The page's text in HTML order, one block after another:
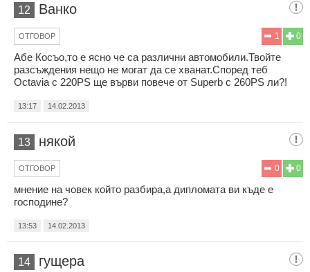
12 Ванко
0
1
ОТГОВОР
Aбе Косъо,то е ясно че са различни автомобили.Твойте
разсъждения нещо не могат да се хванат.Според теб
Octavia с 220PS ще върви повече от Superb с 260PS ли?!
13:17 14.02.2013
13 някой
0
0
ОТГОВОР
мнение на човек който разбира,а дипломата ви къде е
господине?
13:53 14.02.2013
14 гущера